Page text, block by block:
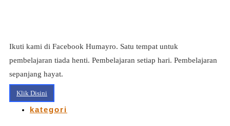
Ikuti kami di Facebook Humayro. Satu tempat untuk
pembelajaran tiada henti. Pembelajaran setiap hari. Pembelajaran
sepanjang hayat.
Klik Disini
kategori